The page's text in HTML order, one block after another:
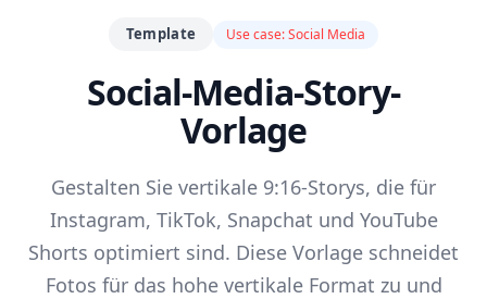
Template Use case:Social Media
Social-Media-Story-
Vorlage
Gestalten Sie vertikale 9:16-Storys, die für
Instagram, TikTok, Snapchat und YouTube
Shorts optimiert sind. Diese Vorlage schneidet
Fotos für das hohe vertikale Format zu und